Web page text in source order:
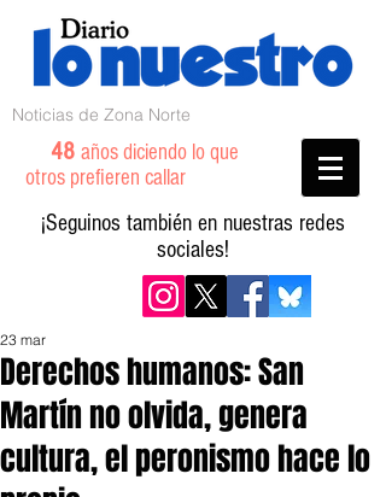
Noticias de Zona Norte
48 años diciendo lo que
otros prefieren callar
¡Seguinos también en nuestras redes
sociales!
Derechos humanos: San
Martín no olvida, genera
cultura, el peronismo hace lo
23 mar